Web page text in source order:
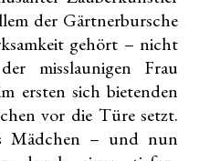
der Gärtnerbursche
gehört – nicht
misslaunigen Frau
ersten sich bietenden
vor die Türe setzt.
Mädchen – und nun